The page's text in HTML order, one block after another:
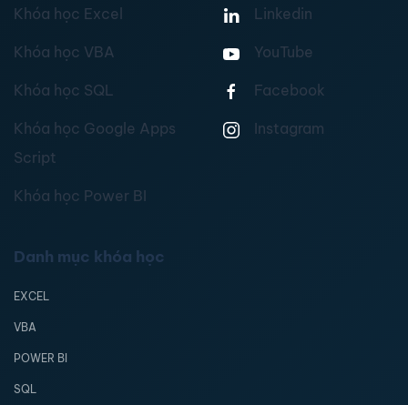
Khóa học Excel
Khóa học VBA
Khóa học SQL
Khóa học Google Apps
Script
Khóa học Power BI
Linkedin
YouTube
Facebook
Instagram
Danh mục khóa học
EXCEL
VBA
POWER BI
SQL